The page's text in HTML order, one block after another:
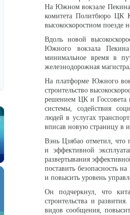
На Южном вокзале
комитета Политбюро ЦК
высокоскоростном поезде
Вдоль новой
Южного вокзала
минимальное время в
железнодорожная
На платформе Южного
строительство
решением ЦК и Госсовета
системы, содействия
людей в услугах
вписав новую страницу в
Вэнь Цзябао отметил, что
и эффективной
развертывания
поставить безопасность
и повысить уровень
Он подчеркнул, что
строительства и
видов сообщения,